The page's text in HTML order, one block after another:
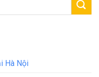
Hà Nội